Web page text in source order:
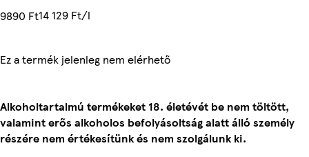
9890 Ft14 129 Ft/l
Ez a termék jelenleg nem elérhető
Alkoholtartalmú termékeket 18. életévét be nem töltött,
valamint erős alkoholos befolyásoltság alatt álló személy
részére nem értékesítünk és nem szolgálunk ki.